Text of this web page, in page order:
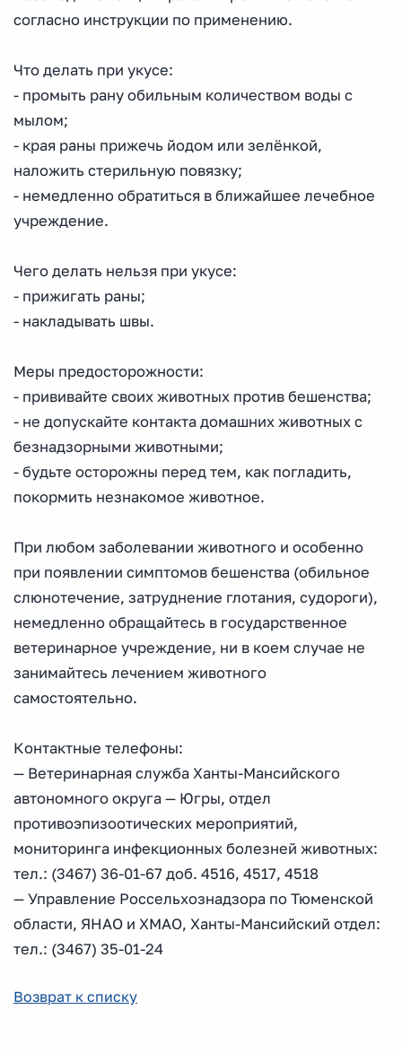
согласно инструкции по применению.
Что делать при укусе:
- промыть рану обильным количеством воды с
мылом;
- края раны прижечь йодом или зелёнкой,
наложить стерильную повязку;
- немедленно обратиться в ближайшее лечебное
учреждение.
Чего делать нельзя при укусе:
- прижигать раны;
- накладывать швы.
Меры предосторожности:
- прививайте своих животных против бешенства;
- не допускайте контакта домашних животных с
безнадзорными животными;
- будьте осторожны перед тем, как погладить,
покормить незнакомое животное.
При любом заболевании животного и особенно
при появлении симптомов бешенства (обильное
слюнотечение, затруднение глотания, судороги),
немедленно обращайтесь в государственное
ветеринарное учреждение, ни в коем случае не
занимайтесь лечением животного
самостоятельно.
Контактные телефоны:
— Ветеринарная служба Ханты-Мансийского
автономного округа — Югры, отдел
противоэпизоотических мероприятий,
мониторинга инфекционных болезней животных:
тел.: (3467) 36-01-67 доб. 4516, 4517, 4518
— Управление Россельхознадзора по Тюменской
области, ЯНАО и ХМАО, Ханты-Мансийский отдел:
тел.: (3467) 35-01-24
Возврат к списку